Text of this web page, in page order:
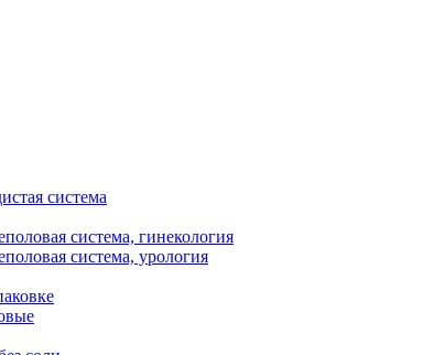
система
система, гинекология
система, урология